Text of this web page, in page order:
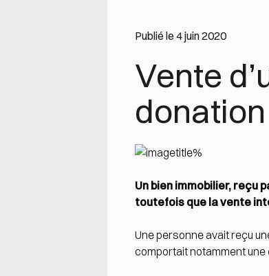
Publié le 4 juin 2020
Vente
Un bien immobilier, reçu
toutefois que la vente
Une personne avait reçu
comportait notamment une